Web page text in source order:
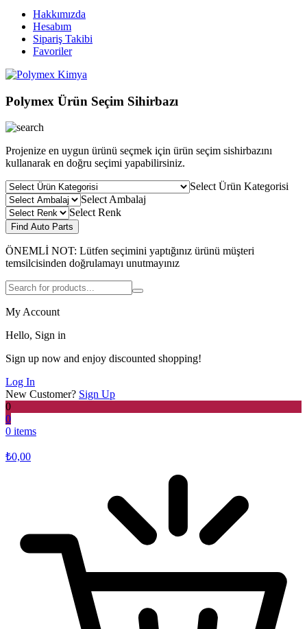
Hakkımızda
Hesabım
Sipariş Takibi
Favoriler
Polymex Ürün Seçim Sihirbazı
Projenize en uygun ürünü seçmek için ürün seçim sishirbazını
kullanarak en doğru seçimi yapabilirsiniz.
Select Ürün Kategorisi
Select Ambalaj
Select Renk
Find Auto Parts
ÖNEMLİ NOT: Lütfen seçimini yaptığınız ürünü müşteri
temsilcisinden doğrulamayı unutmayınız
My Account
Hello, Sign in
Sign up now and enjoy discounted shopping!
Log In
New Customer? Sign Up
0
0
0 items
₺0,00